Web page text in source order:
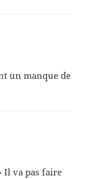
un manque de
Il va pas faire